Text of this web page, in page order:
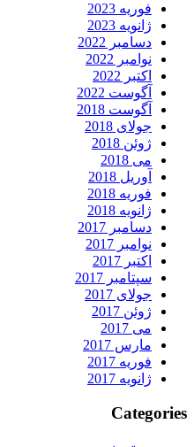
فوریه 2023
ژانویه 2023
دسامبر 2022
نوامبر 2022
اکتبر 2022
آگوست 2022
آگوست 2018
جولای 2018
ژوئن 2018
می 2018
آوریل 2018
فوریه 2018
ژانویه 2018
دسامبر 2017
نوامبر 2017
اکتبر 2017
سپتامبر 2017
جولای 2017
ژوئن 2017
می 2017
مارس 2017
فوریه 2017
ژانویه 2017